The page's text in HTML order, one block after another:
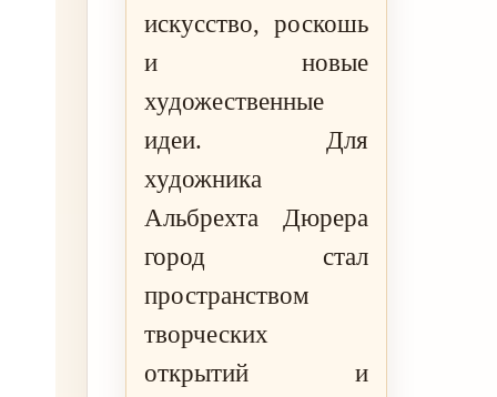
искусство, роскошь
и новые
художественные
идеи. Для
художника
Альбрехта Дюрера
город стал
пространством
творческих
открытий и